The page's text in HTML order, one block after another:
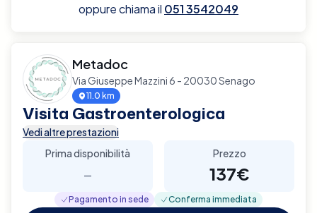
oppure chiama il 051 3542049
Metadoc
Via Giuseppe Mazzini 6 - 20030 Senago
11.0 km
Visita Gastroenterologica
Vedi altre prestazioni
Prima disponibilità
-
Prezzo
137€
Pagamento in sede Conferma immediata